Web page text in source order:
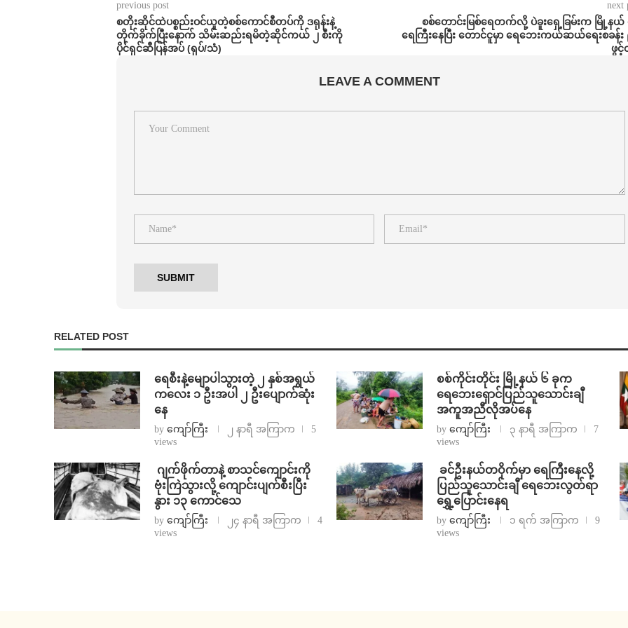
previous post
စတိုးဆိုင်ထဲပစ္စည်းဝင်ယူတဲ့စစ်ကောင်စီတပ်ကို ဒရုန်းနဲ့
တိုက်ခိုက်ပြီးနောက် သိမ်းဆည်းရမိတဲ့ဆိုင်ကယ် ၂ စီးကို
ပိုင်ရှင်ဆီပြန်အပ် (ရုပ်/သံ)
next
စစ်တောင်းမြစ်ရေတက်လို့ ပဲခူးရှေ့ခြမ်းက မြို့နယ်
ရေကြီးနေပြီး တောင်ငူမှာ ရေဘေးကယ်ဆယ်ရေးစခန်း
ဖွင့်
LEAVE A COMMENT
RELATED POST
ရေစီးနဲ့မျောပါသွားတဲ့ ၂ နှစ်အရွယ်
ကလေး ၁ ဦးအပါ ၂ ဦးပျောက်ဆုံး
နေ
by ကျော်ကြီး ၂ နာရီ အကြာက
5
views
စစ်ကိုင်းတိုင်း မြို့နယ် ၆ ခုက
ရေဘေးရှောင်ပြည်သူသောင်းချီ
အကူအညီလိုအပ်နေ
by ကျော်ကြီး ၃ နာရီ အကြာက
7
views
⁨⁩ ⁨ဂျက်ဖိုက်တာနဲ့ စာသင်ကျောင်းကို
ဗုံးကြဲသွားလို့ ကျောင်းပျက်စီးပြီး
နွား ၁၃ ကောင်သေ
by ကျော်ကြီး ၂၄ နာရီ အကြာက
4
views
⁩ ⁨ခင်ဦးနယ်တဝိုက်မှာ ရေကြီးနေလို့
ပြည်သူသောင်းချီ ရေဘေးလွတ်ရာ
ရွှေ့ပြောင်းနေရ
by ကျော်ကြီး ၁ ရက် အကြာက
9
views